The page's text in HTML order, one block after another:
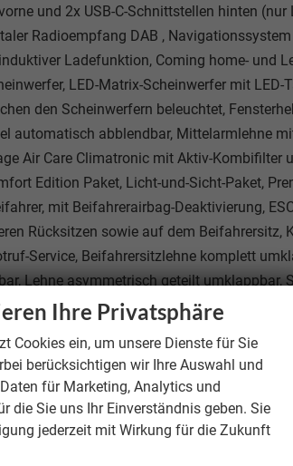
und 2x USB-C-Schnittstellen hinten
Radioempfang DAB ,
Ladefunktion, Coming home- und
LED-Matrix-Scheinwerfer mit
den Scheinwerfern beleuchtet,
automatisch abblendbar, Mittelarmlehne
Air Care Climatronic mit Aktiv-Kombifilter
Edition Paket, Licht-und-Sicht-Paket,
mit Beifahrerairbag-Deaktivierung,
Rücksitzen sowie auf dem Beifahrersitz,
Service, Beifahrersitzlehne komplett
Lehne asymmetrisch geteilt umklappbar,
in Grau, Vordersitze beheizbar,
Herstellergarantie, maximale
Cockpit Pro, Dynamischer
Heckbereich, Fahrassistent Travel Assist
Front Assist, Regensensor,
Startsystem Keyless Access,
Rückgewinnung,
Ihre Privatsphäre
Cookies ein, um unsere Dienste für Sie
berücksichtigen wir Ihre Auswahl und
für Marketing, Analytics und
die Sie uns Ihr Einverständnis geben. Sie
jederzeit mit Wirkung für die Zukunft